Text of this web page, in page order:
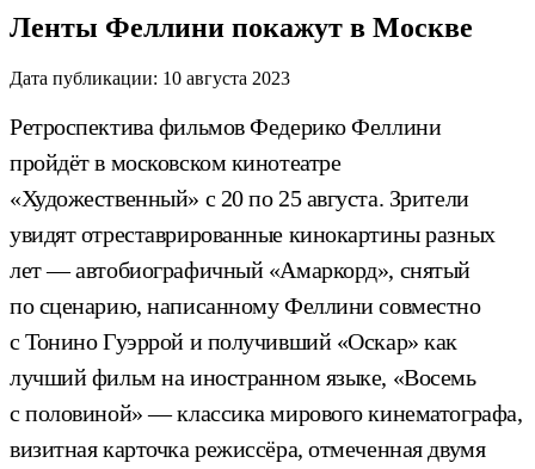
Ленты Феллини покажут в Москве
Дата публикации: 10 августа 2023
Ретроспектива фильмов Федерико Феллини
пройдёт в московском кинотеатре
«Художественный» с 20 по 25 августа. Зрители
увидят отреставрированные кинокартины разных
лет — автобиографичный «Амаркорд», снятый
по сценарию, написанному Феллини совместно
с Тонино Гуэррой и получивший «Оскар» как
лучший фильм на иностранном языке, «Восемь
с половиной» — классика мирового кинематографа,
визитная карточка режиссёра, отмеченная двумя